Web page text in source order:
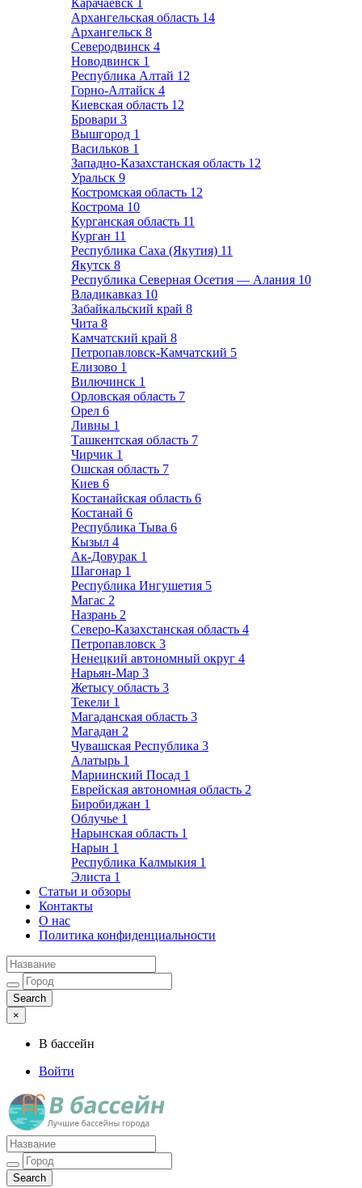
Карачаевск 1
Архангельская область 14
Архангельск 8
Северодвинск 4
Новодвинск 1
Республика Алтай 12
Горно-Алтайск 4
Киевская область 12
Бровари 3
Вышгород 1
Васильков 1
Западно-Казахстанская область 12
Уральск 9
Костромская область 12
Кострома 10
Курганская область 11
Курган 11
Республика Саха (Якутия) 11
Якутск 8
Республика Северная Осетия — Алания 10
Владикавказ 10
Забайкальский край 8
Чита 8
Камчатский край 8
Петропавловск-Камчатский 5
Елизово 1
Вилючинск 1
Орловская область 7
Орел 6
Ливны 1
Ташкентская область 7
Чирчик 1
Ошская область 7
Киев 6
Костанайская область 6
Костанай 6
Республика Тыва 6
Кызыл 4
Ак-Довурак 1
Шагонар 1
Республика Ингушетия 5
Магас 2
Назрань 2
Северо-Казахстанская область 4
Петропавловск 3
Ненецкий автономный округ 4
Нарьян-Мар 3
Жетысу область 3
Текели 1
Магаданская область 3
Магадан 2
Чувашская Республика 3
Алатырь 1
Мариинский Посад 1
Еврейская автономная область 2
Биробиджан 1
Облучье 1
Нарынская область 1
Нарын 1
Республика Калмыкия 1
Элиста 1
Статьи и обзоры
Контакты
О нас
Политика конфиденциальности
×
В бассейн
Войти
Лучшие бассейны города